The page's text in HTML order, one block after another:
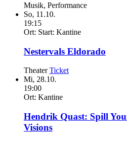
Musik, Performance
So, 11.10.
19:15
Ort: Start: Kantine
Nestervals Eldorado
Theater Ticket
Mi, 28.10.
19:00
Ort: Kantine
Hendrik Quast: Spill
Visions